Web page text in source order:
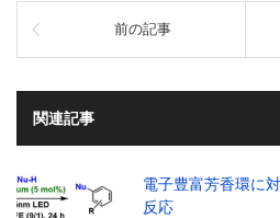
前の記事
関連記事
電子豊富芳香環に
反応